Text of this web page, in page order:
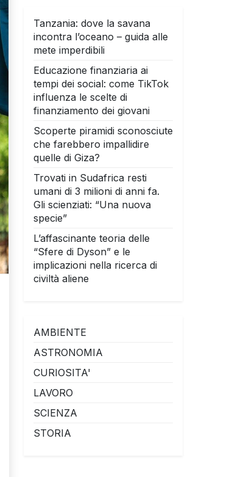
Tanzania: dove la savana
incontra l’oceano – guida alle
mete imperdibili
Educazione finanziaria ai
tempi dei social: come TikTok
influenza le scelte di
finanziamento dei giovani
Scoperte piramidi sconosciute
che farebbero impallidire
quelle di Giza?
Trovati in Sudafrica resti
umani di 3 milioni di anni fa.
Gli scienziati: “Una nuova
specie”
L’affascinante teoria delle
“Sfere di Dyson” e le
implicazioni nella ricerca di
civiltà aliene
AMBIENTE
ASTRONOMIA
CURIOSITA'
LAVORO
SCIENZA
STORIA